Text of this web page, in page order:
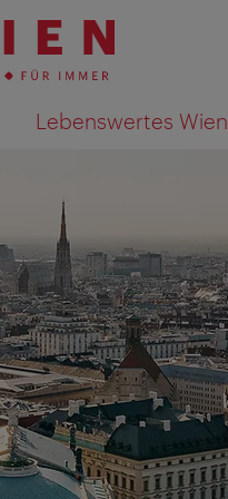
Lebenswertes Wien